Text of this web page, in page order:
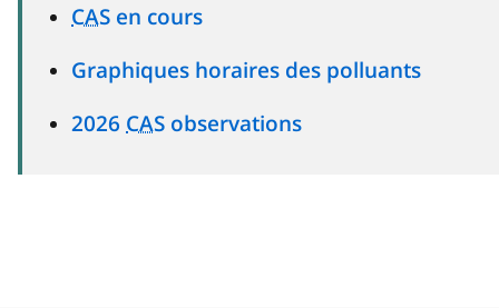
CAS en cours
Graphiques horaires des polluants
2026 CAS observations